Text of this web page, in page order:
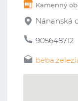
Kamenný
Nánanská
905648712